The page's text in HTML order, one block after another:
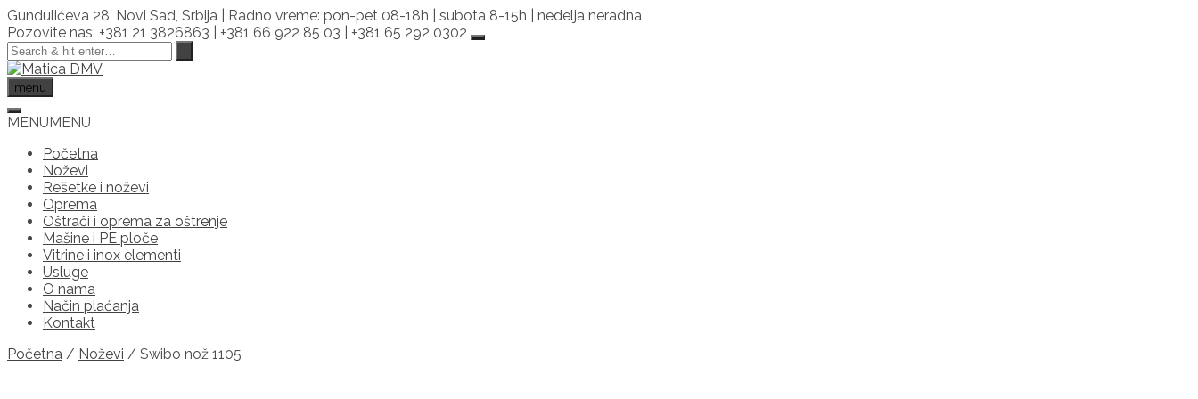
Skip
to
content
Gundulićeva 28, Novi Sad, Srbija | Radno vreme: pon-pet 08-18h | subota 8-15h | nedelja neradna
Pozovite nas: +381 21 3826863 | +381 66 922 85 03 | +381 65 292 0302
menu
MENUMENU
Početna
Noževi
Rešetke i noževi
Oprema
Oštrači i oprema za oštrenje
Mašine i PE ploče
Vitrine i inox elementi
Usluge
O nama
Način plaćanja
Kontakt
Početna / Noževi / Swibo nož 1105